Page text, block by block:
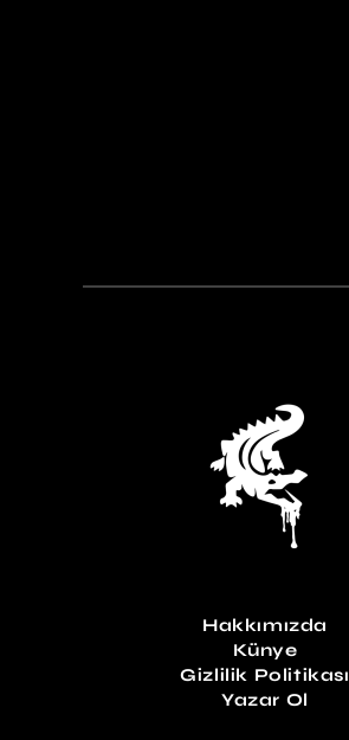
Hakkımızda
Künye
Gizlilik Politikası
Yazar Ol